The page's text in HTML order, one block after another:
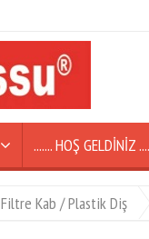
....... HOŞ GELDİNİZ
Filtre Kab / Plastik Diş